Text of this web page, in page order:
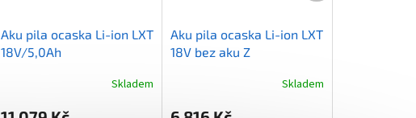
Aku pila ocaska Li-ion LXT
18V/5,0Ah
Skladem
Aku pila ocaska Li-ion LXT
18V bez aku Z
Skladem